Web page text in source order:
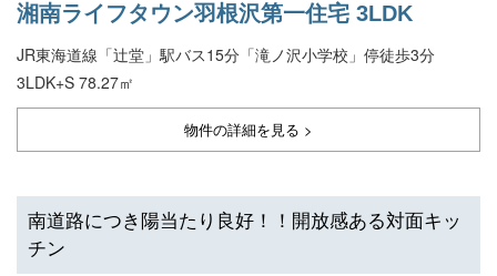
湘南ライフタウン羽根沢第一住宅 3LDK
JR東海道線「辻堂」駅バス15分「滝ノ沢小学校」停徒歩3分
3LDK+S 78.27㎡
物件の詳細を見る >
南道路につき陽当たり良好！！開放感ある対面キッ
チン